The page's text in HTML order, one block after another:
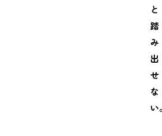
と
踏
み
出
せ
な
い